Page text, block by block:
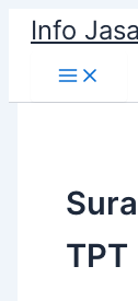
Skip
content
Info Jasa
TPT